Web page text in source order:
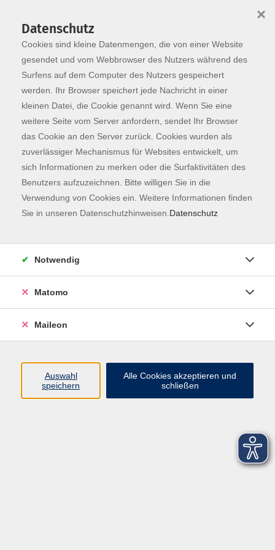
Skip to main content
You are here:
Programm
Der Kurs konnte nicht gefunden werden.
Kontaktformular
Impressum
AGB
Datenschutzerklärung
Datenschutz
Cookies sind kleine Datenmengen, die von einer Website
gesendet und vom Webbrowser des Nutzers während des
Surfens auf dem Computer des Nutzers gespeichert
werden. Ihr Browser speichert jede Nachricht in einer
kleinen Datei, die Cookie genannt wird. Wenn Sie eine
weitere Seite vom Server anfordern, sendet Ihr Browser
das Cookie an den Server zurück. Cookies wurden als
zuverlässiger Mechanismus für Websites entwickelt, um
sich Informationen zu merken oder die Surfaktivitäten des
Benutzers aufzuzeichnen. Bitte willigen Sie in die
Verwendung von Cookies ein. Weitere Informationen finden
Sie in unseren Datenschutzhinweisen. Datenschutz
×
Notwendig
Matomo
Maileon
Auswahl
speichern
Alle Cookies akzeptieren und
schließen